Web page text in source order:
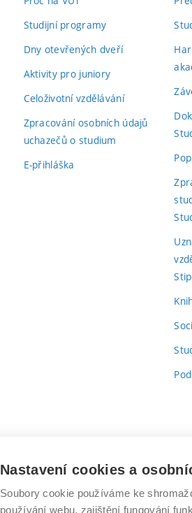
Studijní programy
Dny otevřených dveří
Aktivity pro juniory
Celoživotní vzdělávání
Zpracování osobních údajů
uchazečů o studium
E-přihláška
Vysoké
Nastavení cookies a
Soubory cookie používáme ke
používání webu, zajištění fungování